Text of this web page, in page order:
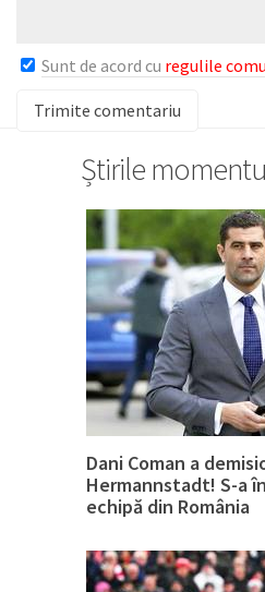
Sunt de acord cu regulile
Știrile
Dani Coman a
Hermannstadt! S-a
echipă din România